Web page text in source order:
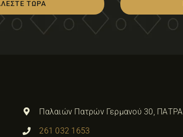
ΤΩΡΑ
Παλαιών Πατρών Γερμανού 30, ΠΑΤΡΑ
261 032 1653